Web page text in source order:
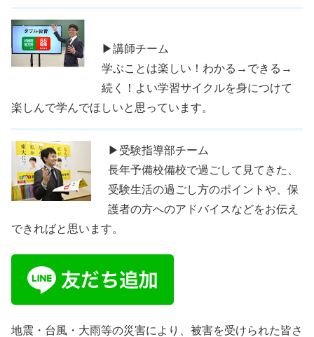
▶講師チーム
学ぶことは楽しい！わかる→できる→
続く！よい学習サイクルを身につけて
楽しんで学んでほしいと思っています。
▶受験指導部チーム
長年予備校備校で過ごして見てきた、
受験生活の過ごし方のポイントや、保
護者の方へのアドバイスなどをお伝え
できればと思います。
地震・台風・大雨等の災害により、被害を受けられた皆さ